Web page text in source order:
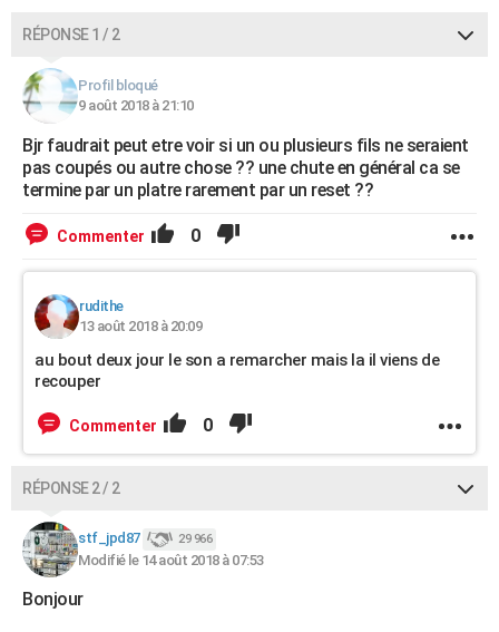
Dictionnaire
Biographies
Citations
Expressions
Proverbes
PROGRAMME TV
COPAINS D'AVANT
S'inscrire
Se connecter
Lycées
Collèges
Primaires
Universités
Entreprises
Service militaire
Avis de recherche
AVIS DE DÉCÈS
FORUM
RÉPONSE 1 / 2
Profil bloqué
9 août 2018 à 21:10
Bjr faudrait peut etre voir si un ou plusieurs fils ne seraient
pas coupés ou autre chose ?? une chute en général ca se
termine par un platre rarement par un reset ??
Commenter 0
rudithe
13 août 2018 à 20:09
au bout deux jour le son a remarcher mais la il viens de
recouper
Commenter 0
RÉPONSE 2 / 2
stf_jpd87 29 966
Modifié le 14 août 2018 à 07:53
Bonjour